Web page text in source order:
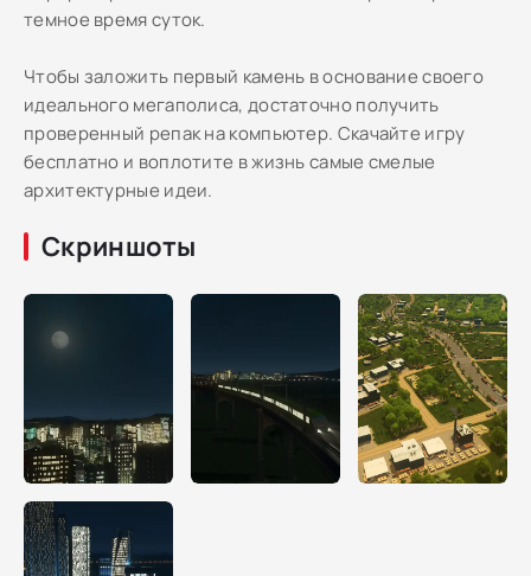
темное время суток.
Чтобы заложить первый камень в основание своего
идеального мегаполиса, достаточно получить
проверенный репак на компьютер. Скачайте игру
бесплатно и воплотите в жизнь самые смелые
архитектурные идеи.
Скриншоты